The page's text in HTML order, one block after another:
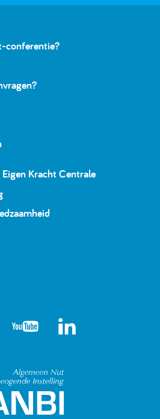
conferentie?
Kracht Centrale